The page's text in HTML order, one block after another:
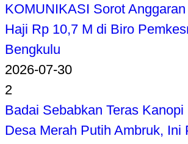
KOMUNIKASI Sorot
Haji Rp 10,7 M di Biro
Bengkulu
2026-07-30
2
Badai Sebabkan Teras Kanopi
Desa Merah Putih Ambruk, Ini